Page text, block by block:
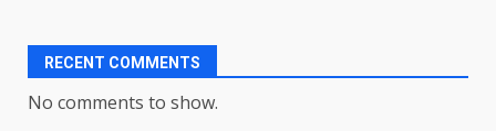
RECENT COMMENTS
No comments to show.